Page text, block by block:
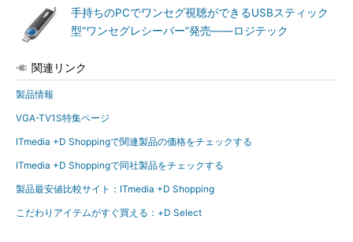
手持ちのPCでワンセグ視聴ができるUSBスティック
型“ワンセグレシーバー”発売――ロジテック
関連リンク
製品情報
VGA-TV1S特集ページ
ITmedia +D Shoppingで関連製品の価格をチェックする
ITmedia +D Shoppingで同社製品をチェックする
製品最安値比較サイト：ITmedia +D Shopping
こだわりアイテムがすぐ買える：+D Select